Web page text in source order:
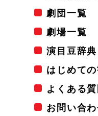
劇団一覧
劇場一覧
演目豆辞典
はじめて
よくある質
お問い合